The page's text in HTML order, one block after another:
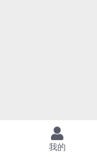
我的